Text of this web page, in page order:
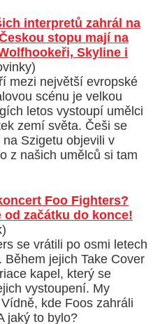
interpretů zahrál na
stopu mají na
Skyline i
mezi největší evropské
scénu je velkou
letos vystoupí umělci
zemí světa. Češi se
Szigetu objevili v
z našich umělců si tam
Foo Fighters?
od začátku do konce!
se vrátili po osmi letech
Během jejich Take Cover
kapel, který se
vystoupení. My
kde Foos zahráli
jaký to bylo?